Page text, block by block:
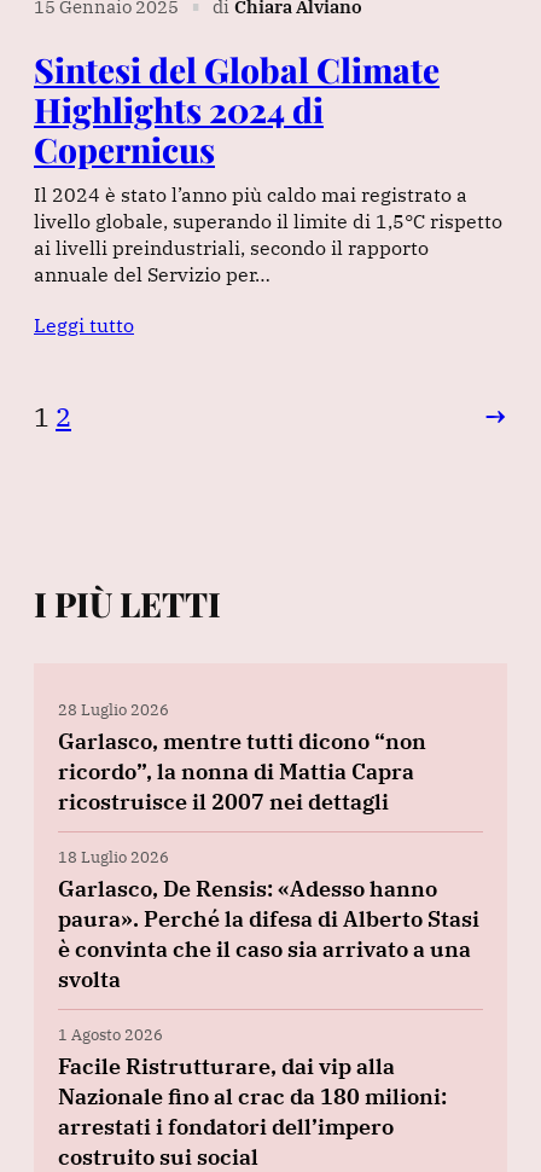
15 Gennaio 2025 ∎ di Chiara Alviano
Sintesi del Global Climate
Highlights 2024 di
Copernicus
Il 2024 è stato l’anno più caldo mai registrato a
livello globale, superando il limite di 1,5°C rispetto
ai livelli preindustriali, secondo il rapporto
annuale del Servizio per…
Leggi tutto
1 2 →
I PIÙ LETTI
28 Luglio 2026
Garlasco, mentre tutti dicono “non
ricordo”, la nonna di Mattia Capra
ricostruisce il 2007 nei dettagli
18 Luglio 2026
Garlasco, De Rensis: «Adesso hanno
paura». Perché la difesa di Alberto Stasi
è convinta che il caso sia arrivato a una
svolta
1 Agosto 2026
Facile Ristrutturare, dai vip alla
Nazionale fino al crac da 180 milioni:
arrestati i fondatori dell’impero
costruito sui social